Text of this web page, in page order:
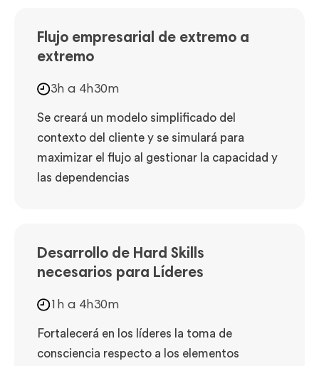
Flujo empresarial de extremo a
extremo
3h a 4h30m
Se creará un modelo simplificado del
contexto del cliente y se simulará para
maximizar el flujo al gestionar la capacidad y
las dependencias
Desarrollo de Hard Skills
necesarios para Líderes
1h a 4h30m
Fortalecerá en los líderes la toma de
consciencia respecto a los elementos